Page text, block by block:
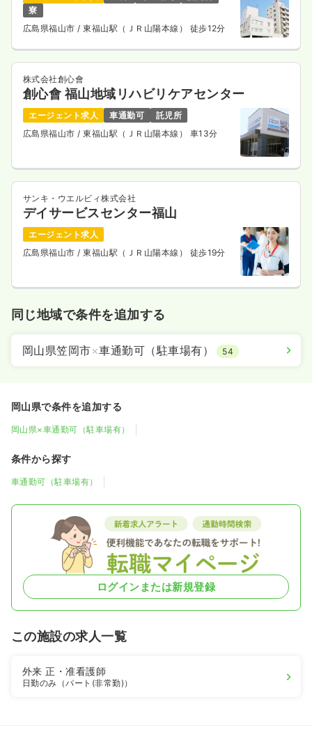
寮
広島県福山市/ 東福山駅（ＪＲ山陽本線） 徒歩12分
株式会社創心會
創心會 福山地域リハビリケアセンター
エージェント求人 車通勤可
託児所
広島県福山市 / 東福山駅（ＪＲ山陽本線） 車13分
サンキ・ウエルビィ株式会社
デイサービスセンター福山
エージェント求人
広島県福山市 / 東福山駅（ＪＲ山陽本線） 徒歩19分
同じ地域で条件を追加する
岡山県笠岡市×車通勤可（駐車場有） 54
岡山県で条件を追加する
岡山県×車通勤可（駐車場有）
条件から探す
車通勤可（駐車場有）
ログインまたは新規登録
この施設の求人一覧
外来正・准看護師
日勤のみ（パート(非常勤)）